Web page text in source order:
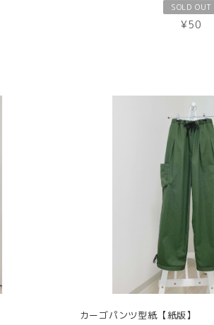
SOLD OUT
¥50
カーゴパンツ型紙【紙版】